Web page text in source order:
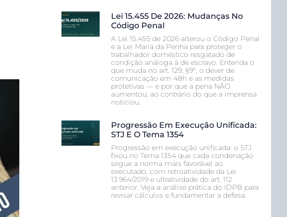
Lei 15.455 De 2026: Mudanças No
Código Penal
A Lei 15.455 de 2026 alterou o Código Penal
e a Lei Maria da Penha para proteger o
trabalhador doméstico resgatado de
condição análoga à de escravo. Entenda o
que muda no art. 129, §9º, o dever de
comunicação em 48h e as medidas
protetivas — e por que a pena NÃO
aumentou, ao contrário do que a imprensa
noticiou.
Progressão Em Execução Unificada:
STJ E O Tema 1354
Progressão em execução unificada: o STJ
fixou no Tema 1354 que cada condenação
segue a norma mais favorável ao
executado, com retroatividade da Lei
13.964/2019 e ultratividade do art. 112
anterior. Veja a análise prática do IDPB para
revisar cálculos e fundamentar a defesa.